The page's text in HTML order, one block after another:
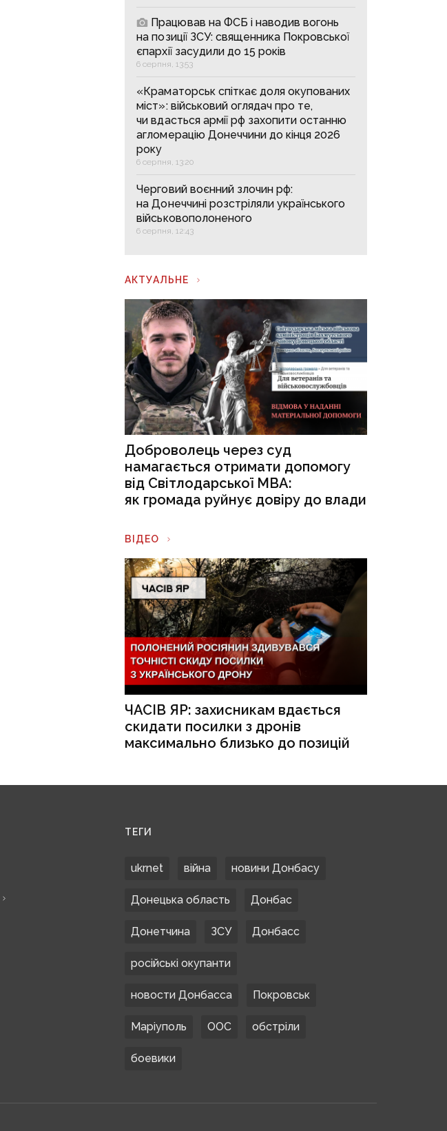
Працював на ФСБ і наводив вогонь
на позиції ЗСУ: священника Покровської
єпархії засудили до 15 років
6 серпня, 13:53
«Краматорськ спіткає доля окупованих
міст»: військовий оглядач про те,
чи вдасться армії рф захопити останню
агломерацію Донеччини до кінця 2026
року
6 серпня, 13:20
Черговий воєнний злочин рф:
на Донеччині розстріляли українського
військовополоненого
6 серпня, 12:43
АКТУАЛЬНЕ
Доброволець через суд
намагається отримати допомогу
від Світлодарської МВА:
як громада руйнує довіру до влади
ВІДЕО
ЧАСІВ ЯР: захисникам вдається
скидати посилки з дронів
максимально близько до позицій
ТЕГИ
ukrnet війна новини Донбасу
Донецька область Донбас
Донетчина ЗСУ Донбасс
російські окупанти
новости Донбасса Покровськ
Маріуполь ООС обстріли
боевики